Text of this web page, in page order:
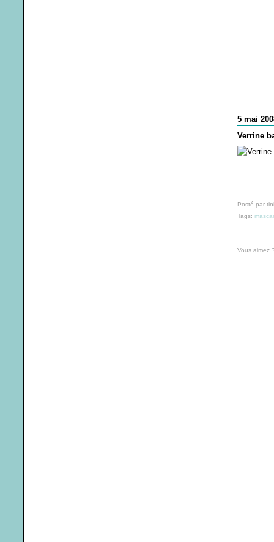
5 mai
Verrine
Posté par
Tags:
Vous aimez ?